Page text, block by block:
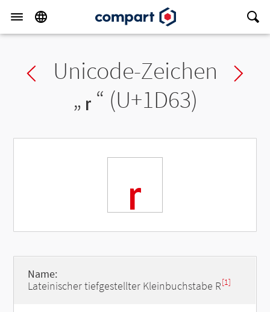
Previous char
Unicode-Zeichen
„ ᵣ “ (U+1D63)
ᵣ
Name:
Lateinischer tiefgestellter Kleinbuchstabe R[1]